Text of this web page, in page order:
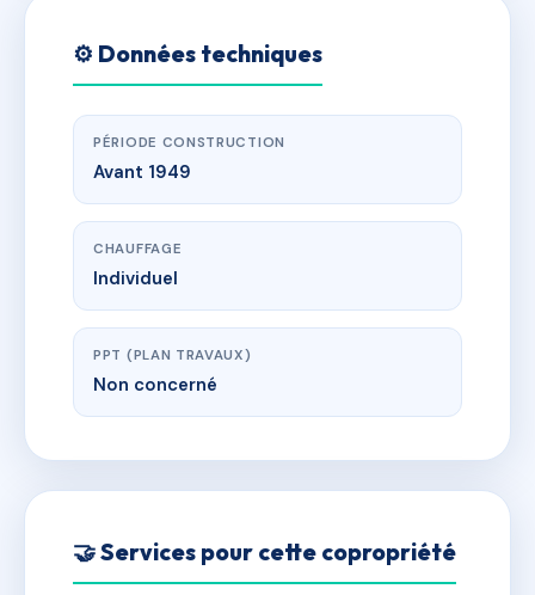
⚙️ Données techniques
PÉRIODE CONSTRUCTION
Avant 1949
CHAUFFAGE
Individuel
PPT (PLAN TRAVAUX)
Non concerné
🤝 Services pour cette copropriété